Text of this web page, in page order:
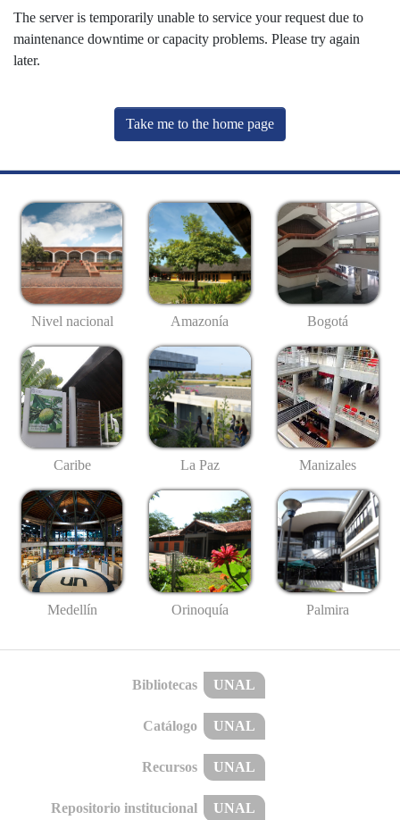
The server is temporarily unable to service your request due to
maintenance downtime or capacity problems. Please try again
later.
Take me to the home page
Nivel nacional Amazonía Bogotá
Caribe La Paz Manizales
Medellín Orinoquía Palmira
Bibliotecas UNAL
Catálogo UNAL
Recursos UNAL
Repositorio institucional UNAL